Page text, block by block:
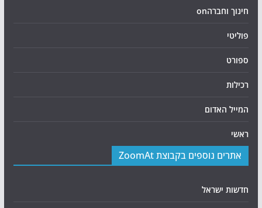
חינוך וחברהon
פוליטי
ספורט
רכילות
המייל האדום
ראשי
אתרים נוספים בקבוצת ZoomAt
חדשות ישראל